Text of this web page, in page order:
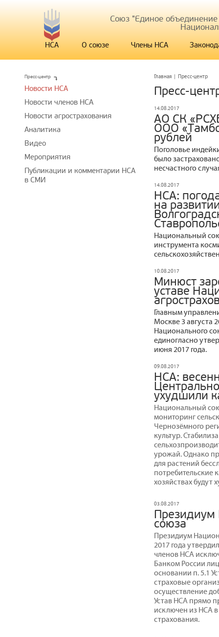
Союз "Единое
НСА О союзе Члены НСА
Главная | Пресс-центр
Пресс-
14.08.2017
АО СК
ООО
рублей
Поголовье
было
несчастного
14.08.2017
НСА:
на
Национальный
инструмента
10.08.2017
Минюст
уставе
Главным
Москве 3 августа
Национального
единогласно
июня 2017 года.
09.08.2017
НСА:
ухудшили
Национальный
мониторинг
Чернозёмного
культур.
урожай. Однако
для растений
потребительские
хозяйствах будут
03.08.2017
Президиум
союза
Президиум
2017 года
членов НСА
Банком России
основании п. 5.1
страховые
осуществление
Устав НСА прямо
исключен из НСА
страхования.
Пресс-центр
Новости НСА
Новости членов НСА
Новости агрострахования
Аналитика
Видео
Мероприятия
Публикации и комментарии НСА
в СМИ